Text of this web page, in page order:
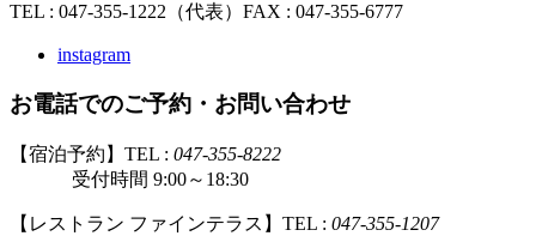
TEL : 047-355-1222（代表） FAX : 047-355-6777
instagram
お電話でのご予約・お問い合わせ
【宿泊予約】TEL : 047-355-8222
受付時間 9:00～18:30
【レストラン ファインテラス】TEL : 047-355-1207